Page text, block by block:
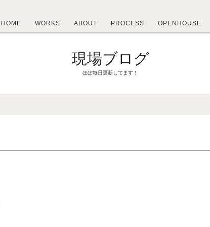
HOME WORKS ABOUT PROCESS OPENHOUSE
現場ブログ
ほぼ毎日更新してます！